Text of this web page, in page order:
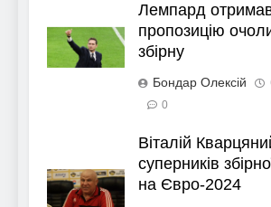
Лемпард
пропозицію
збірну
Бондар Олексій
0
Віталій
суперників
на Євро-2024